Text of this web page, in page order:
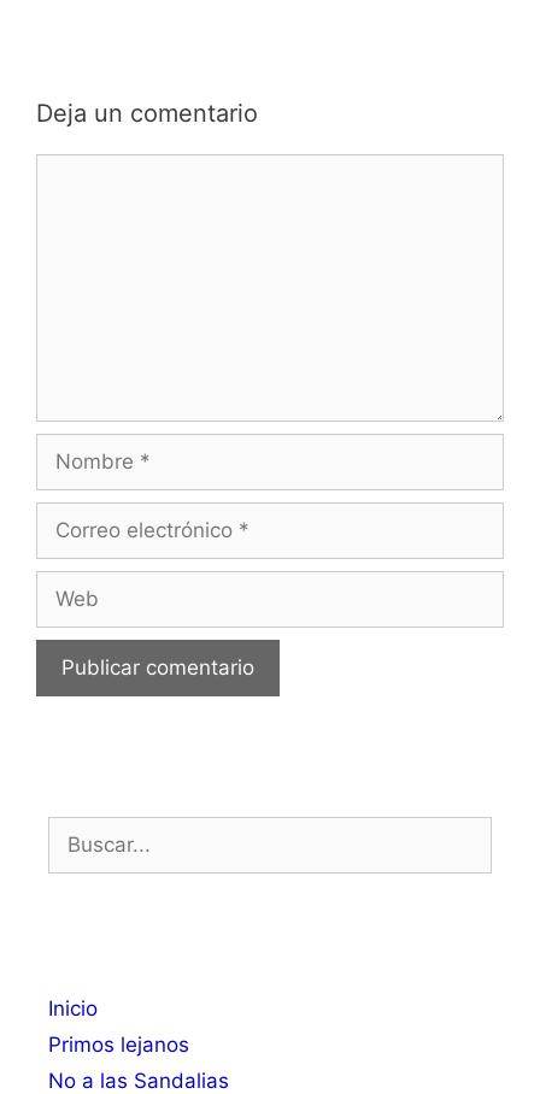
Deja un comentario
electrónico
Inicio
Primos lejanos
No a las Sandalias